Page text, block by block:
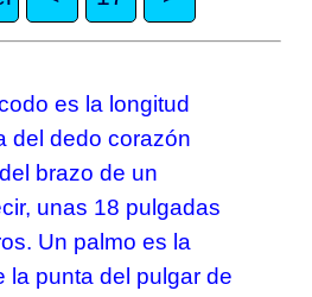
es la longitud
del dedo corazón
brazo de un
unas 18 pulgadas
Un palmo es la
la punta del pulgar de